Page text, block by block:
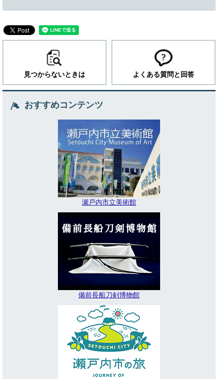
見つからないときは よくある質問と回答
おすすめコンテンツ
瀬戸内市立美術館
備前長船刀剣博物館